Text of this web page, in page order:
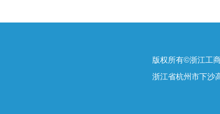
版权所有©浙江工
浙江省杭州市下沙